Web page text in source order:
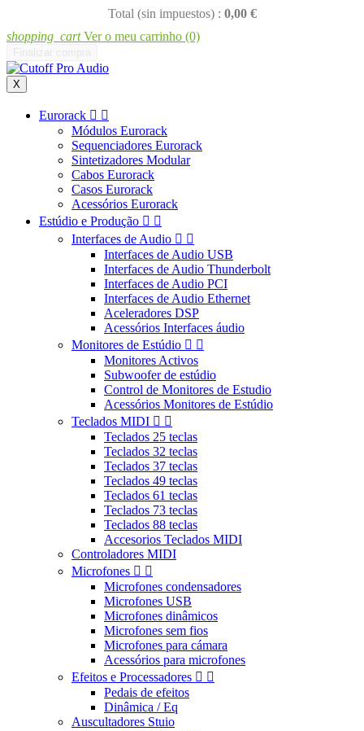
Total (sin impuestos) : 0,00 €
shopping_cart Ver o meu carrinho (0)
X
Eurorack  
Módulos Eurorack
Sequenciadores Eurorack
Sintetizadores Modular
Cabos Eurorack
Casos Eurorack
Acessórios Eurorack
Estúdio e Produção  
Interfaces de Audio  
Interfaces de Audio USB
Interfaces de Audio Thunderbolt
Interfaces de Audio PCI
Interfaces de Audio Ethernet
Aceleradores DSP
Acessórios Interfaces áudio
Monitores de Estúdio  
Monitores Activos
Subwoofer de estúdio
Control de Monitores de Estudio
Acessórios Monitores de Estúdio
Teclados MIDI  
Teclados 25 teclas
Teclados 32 teclas
Teclados 37 teclas
Teclados 49 teclas
Teclados 61 teclas
Teclados 73 teclas
Teclados 88 teclas
Accesorios Teclados MIDI
Controladores MIDI
Microfones  
Microfones condensadores
Microfones USB
Microfones dinâmicos
Microfones sem fios
Microfones para cámara
Acessórios para microfones
Efeitos e Processadores  
Pedais de efeitos
Dinâmica / Eq
Auscultadores Stuio